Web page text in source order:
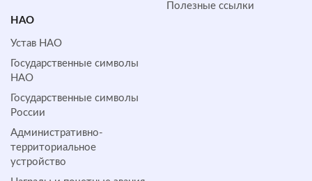
Полезные ссылки
НАО
Устав НАО
Государственные символы
НАО
Государственные символы
России
Административно-
территориальное
устройство